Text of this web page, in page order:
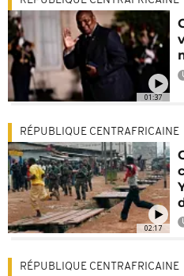
01:37
02:17
RÉPUBLIQUE CENTRAFRICAINE
RÉPUBLIQUE CENTRAFRICAINE